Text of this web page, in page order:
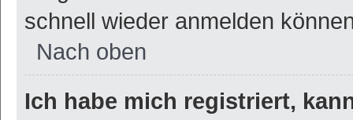
schnell wieder anmelden
Nach oben
Ich habe mich registriert,